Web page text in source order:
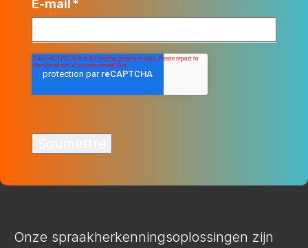
E-mail*
Onze spraakherkenningsoplossingen zijn